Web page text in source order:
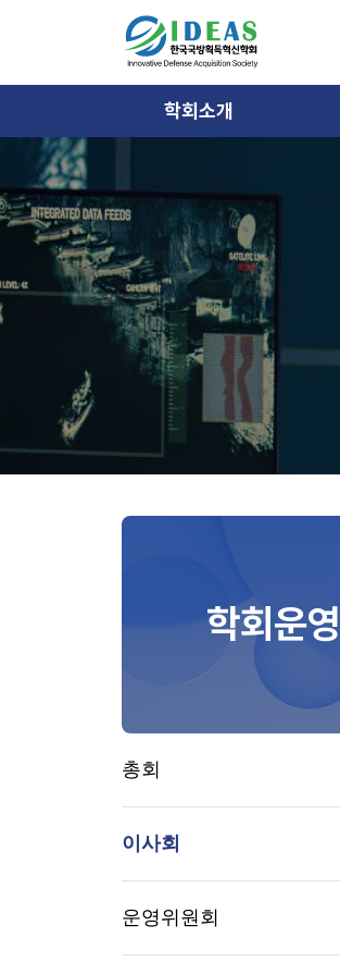
학회운영
총회
이사회
운영위원회
학회소개